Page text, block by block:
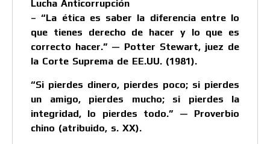
Lucha Anticorrupción
– “La ética es saber la diferencia entre lo
que tienes derecho de hacer y lo que es
correcto hacer.” — Potter Stewart, juez de
la Corte Suprema de EE.UU. (1981).
“Si pierdes dinero, pierdes poco; si pierdes
un amigo, pierdes mucho; si pierdes la
integridad, lo pierdes todo.” — Proverbio
chino (atribuido, s. XX).